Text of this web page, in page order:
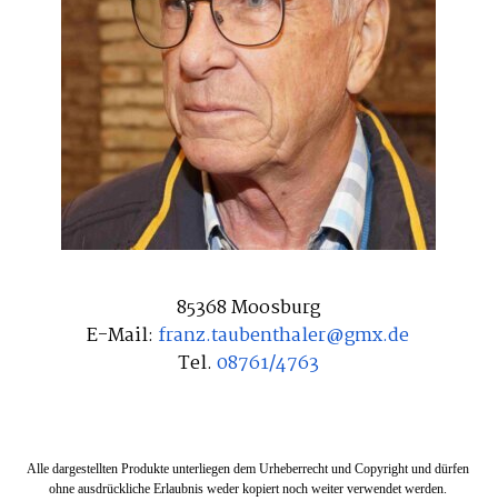
85368 Moosburg
E-Mail: franz.taubenthaler@gmx.de
Tel. 08761/4763
Alle dargestellten Produkte unterliegen dem Urheberrecht und Copyrightunddürfen
ohneausdrückliche Erlaubnisweder kopiert noch weiter verwendet werden.